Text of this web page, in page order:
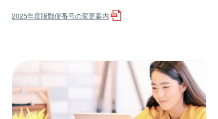
2025年度版郵便番号の変更案内